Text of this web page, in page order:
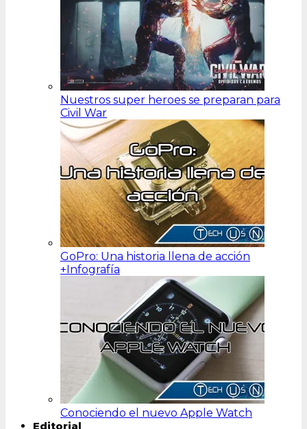
Nuestros super heroes se preparan para
Civil War
GoPro: Una historia llena de acción
+Infografía
Conociendo el nuevo Apple Watch
Editorial